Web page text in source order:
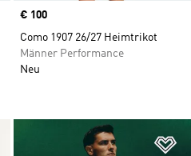
Price
€ 100
Como 1907 26/27 Heimtrikot
Männer Performance
Neu
Zur Wunschliste hinzufügen